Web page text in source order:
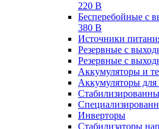
220 В
Бесперебойные с
380 В
Источники
Резервные с
Резервные с
Аккумуляторы и
Аккумуляторы для
Инверторы
Стабилизаторы